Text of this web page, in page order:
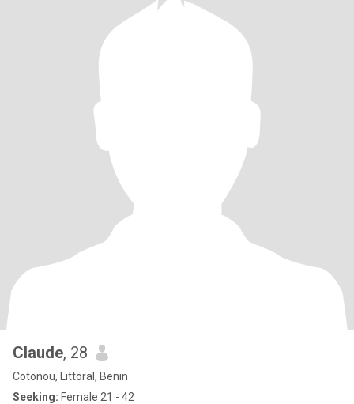
Claude, 28
Cotonou, Littoral, Benin
Seeking: Female 21 - 42